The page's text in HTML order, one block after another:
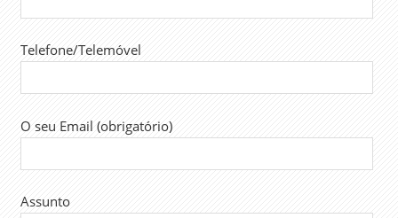
Telefone/Telemóvel
O seu Email (obrigatório)
Assunto